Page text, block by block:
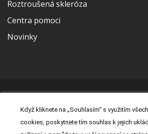
Roztroušená skleróza
Centra pomoci
Novinky
Právní prohlášení|Prohlášení o cookies|
Kontakt|Zásady zpracování osobních údajů
Když kliknete na „Souhlasím“ s využitím
cookies, poskytnete tím souhlas k jejich